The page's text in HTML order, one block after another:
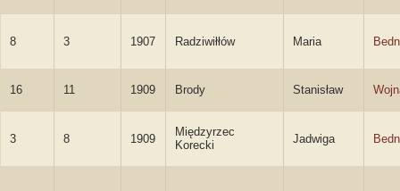
8 3 1907 Radziwiłłów Maria
16 11 1909 Brody Stanisław
3 8 1909
Międzyrzec
Korecki
Jadwiga